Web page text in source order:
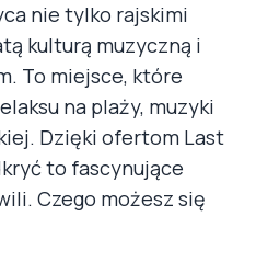
nie tylko rajskimi
kulturą muzyczną i
To miejsce, które
na plaży, muzyki
Dzięki ofertom Last
to fascynujące
Czego możesz się